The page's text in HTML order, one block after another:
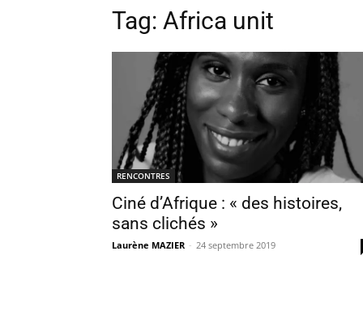
Tag: Africa unit
RENCONTRES
Ciné d’Afrique : « des histoires,
sans clichés »
Laurène MAZIER - 24 septembre 2019